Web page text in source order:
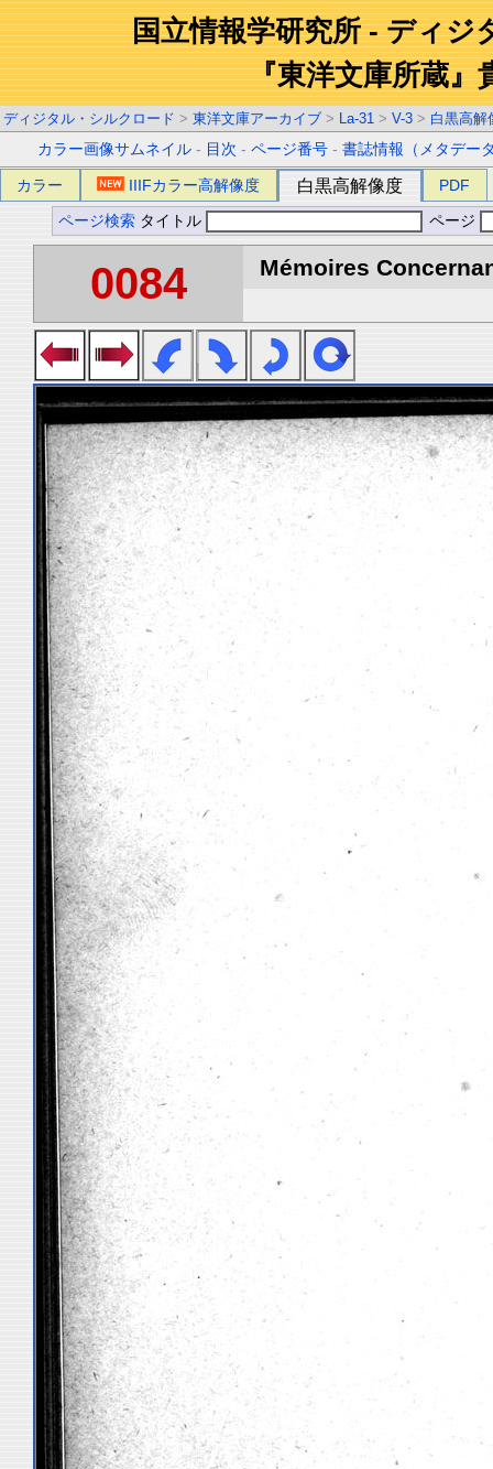
国立情報学研究所 - ディジ
『東洋文庫所蔵』
ディジタル・シルクロード > 東洋文庫アーカイブ > La-31 > V-3 > 白黒高解
カラー画像サムネイル - 目次 -ページ番号 -書誌情報（メタデー
カラー IIIFカラー高解像度 白黒高解像度 PDF
ページ検索 タイトル ページ
0084 Mémoires